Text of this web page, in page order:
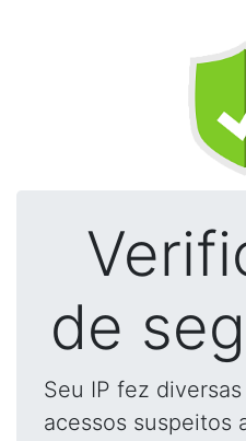
de
Seu IP fez
acessos suspeitos